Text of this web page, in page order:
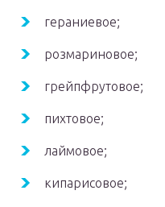
гераниевое;
розмариновое;
грейпфрутовое;
пихтовое;
лаймовое;
кипарисовое;